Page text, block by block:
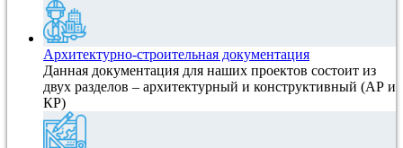
Архитектурно-строительная документация
Данная документация для наших проектов состоит из
двух разделов – архитектурный и конструктивный (АР и
КР)